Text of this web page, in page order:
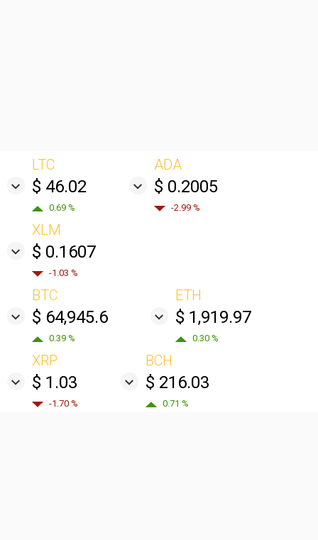
LTC
$ 46.02
0.69 %
ADA
$ 0.2005
-2.99 %
XLM
$ 0.1607
-1.03 %
BTC
$ 64,945.6
0.39 %
ETH
$ 1,919.97
0.30 %
XRP
$ 1.03
-1.70 %
BCH
$ 216.03
0.71 %